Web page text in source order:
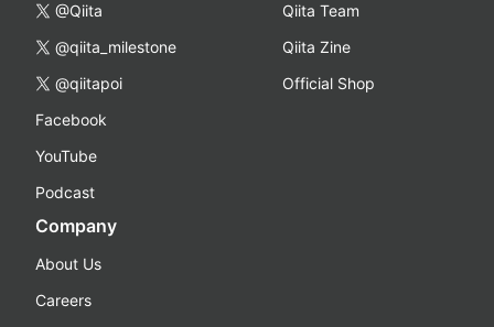
@Qiita
@qiita_milestone
@qiitapoi
Facebook
YouTube
Podcast
Qiita Team
Qiita Zine
Official Shop
Company
About Us
Careers